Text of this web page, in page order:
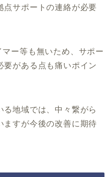
点サポートの連絡が必要
ー等も無いため、サポー
要がある点も痛いポイン
る地域では、中々繋がら
ますが今後の改善に期待